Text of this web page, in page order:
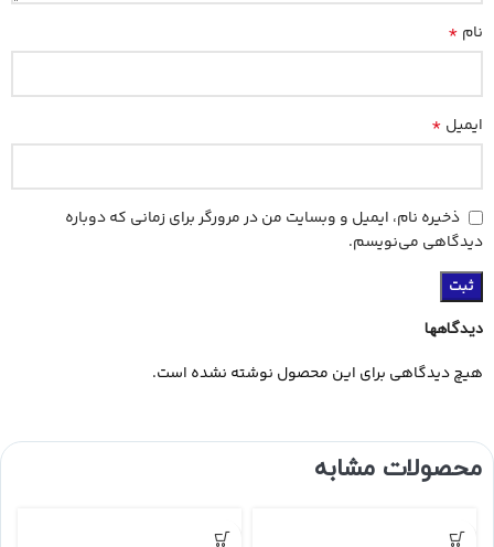
دیدگاهها
هیچ دیدگاهی برای این محصول نوشته نشده است.
نام *
ایمیل *
ذخیره نام، ایمیل و وبسایت من در مرورگر برای زمانی که دوباره
دیدگاهی می‌نویسم.
محصولات مشابه